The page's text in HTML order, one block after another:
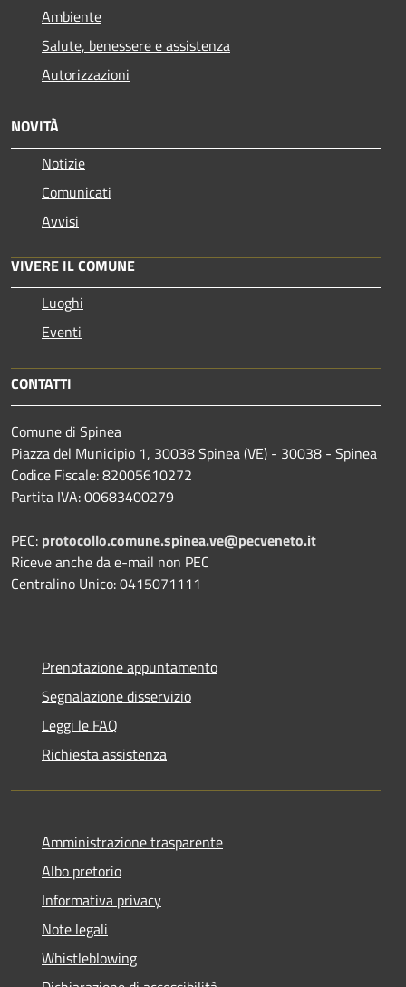
Ambiente
Salute, benessere e assistenza
Autorizzazioni
NOVITÀ
Notizie
Comunicati
Avvisi
VIVERE IL COMUNE
Luoghi
Eventi
CONTATTI
Comune di Spinea
Piazza del Municipio 1, 30038 Spinea (VE) - 30038 - Spinea
Codice Fiscale: 82005610272
Partita IVA: 00683400279
PEC: protocollo.comune.spinea.ve@pecveneto.it
Riceve anche da e-mail non PEC
Centralino Unico: 0415071111
Prenotazione appuntamento
Segnalazione disservizio
Leggi le FAQ
Richiesta assistenza
Amministrazione trasparente
Albo pretorio
Informativa privacy
Note legali
Whistleblowing